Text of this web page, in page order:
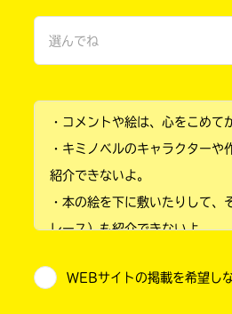
ひみつ
選んでね
小学2年
小学4年
小学6年
・コメントや絵は、心をこめて
・キミノベルのキャラクターや
紹介できないよ。
・本の絵を下に敷いたりして、
レース）も紹介できないよ。
・送ってからすぐには紹介され
WEBサイトの掲載を希望し